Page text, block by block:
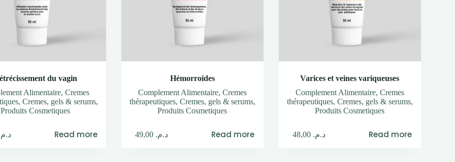
du vagin
Alimentaire,Cremes
,Cremes, gels & serums,
Produits Cosmetiques
Read more
Hémorroïdes
Complement Alimentaire, Cremes
thérapeutiques, Cremes, gels & serums,
Produits Cosmetiques
د.م. Read more
Varices et veines variqueuses
Complement Alimentaire, Cremes
thérapeutiques, Cremes, gels & serums,
Produits Cosmetiques
د.م. Read more